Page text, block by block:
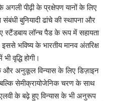
अगली पीढ़ी के प्रक्षेपण यानों के लिए
बुनियादी ढांचे की स्थापना और
स्टैंडबाय लॉन्च पैड के रूप में सहायता
भविष्य के भारतीय मानव अंतरिक्ष
वृद्धि होगी।
और अनुकूल विन्यास के लिए डिज़ाइन
सेमीक्रायोजेनिक चरण के साथ
के बढ़े हुए विन्यास के भी अनुरूप